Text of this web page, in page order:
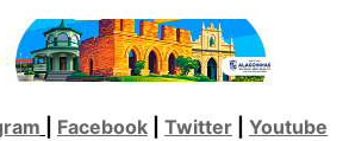
Facebook Twitter Youtube